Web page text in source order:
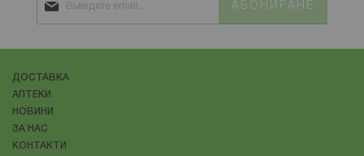
се открива също в кръвоносните съдове и зъбите.
За производството на този протеин , организмът се
нуждае и от
АБОНИРАНЕ
ДОСТАВКА
АПТЕКИ
НОВИНИ
ЗА НАС
КОНТАКТИ